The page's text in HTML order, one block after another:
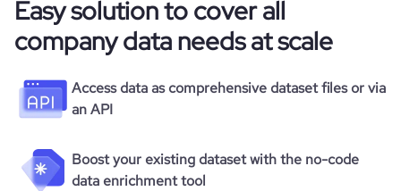
Easy solution to cover all
company data needs at scale
Access data as comprehensive dataset files or via
an API
Boost your existing dataset with the no-code
data enrichment tool